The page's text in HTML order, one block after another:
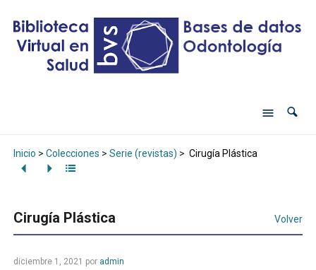
Inicio > Colecciones > Serie (revistas) > Cirugía Plástica
Cirugía Plástica Volver
diciembre 1, 2021 por admin